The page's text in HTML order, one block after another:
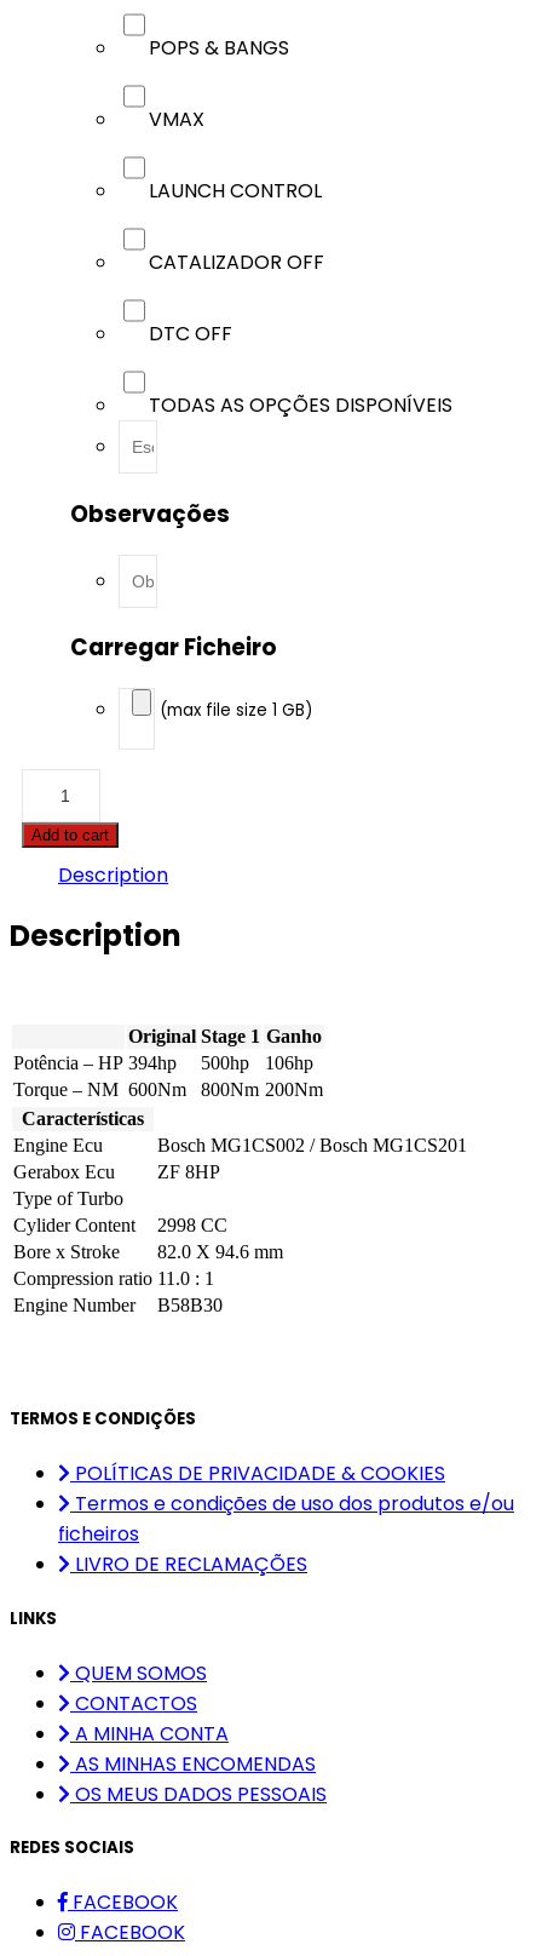
POPS & BANGS
VMAX
LAUNCH CONTROL
CATALIZADOR OFF
DTC OFF
TODAS AS OPÇÕES DISPONÍVEIS
Observações
Carregar Ficheiro
(max file size 1 GB)
7
serie
quantity
Add to cart
Description
Description
Original Stage 1 Ganho
Potência – HP 394hp 500hp
106hp
Torque – NM 600Nm 800Nm 200Nm
Características
Engine Ecu
Bosch MG1CS002 / Bosch MG1CS201
Gerabox Ecu
ZF 8HP
Type of Turbo
Cylider Content
2998 CC
Bore x Stroke
82.0 X 94.6 mm
Compression ratio 11.0 : 1
Engine Number
B58B30
TERMOS E CONDIÇÕES
POLÍTICAS DE PRIVACIDADE & COOKIES
Termos e condições de uso dos produtos e/ou
ficheiros
LIVRO DE RECLAMAÇÕES
LINKS
QUEM SOMOS
CONTACTOS
A MINHA CONTA
AS MINHAS ENCOMENDAS
OS MEUS DADOS PESSOAIS
REDES SOCIAIS
FACEBOOK
FACEBOOK